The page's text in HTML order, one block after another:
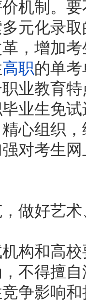
机制。
元化录
，增加
高职的单
业教育
业生免
心组织
对考生
好艺术
和高校
不得擅
争影响